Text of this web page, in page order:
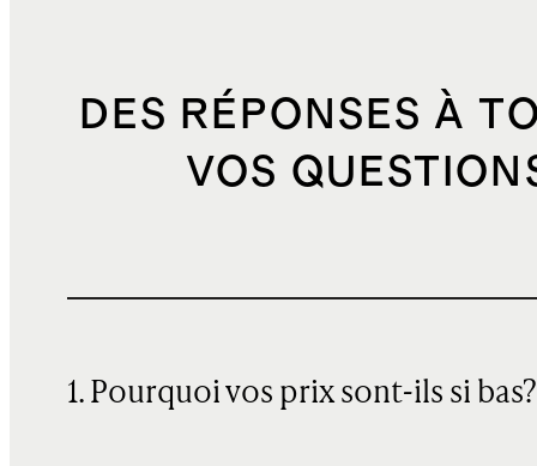
DES RÉPONSES À
VOS
1. Pourquoi vos prix sont-ils si bas?